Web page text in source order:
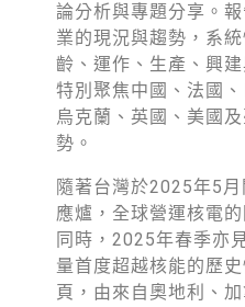
年度報告與財報
綠盟倡議
廢除核電
淨零轉型
透明足跡
綠盟觀點
新聞稿及聲明
論分析與專題分享。
業的現況與趨勢，系
齡、運作、生產、興
特別聚焦中國、法國
烏克蘭、英國、美國
勢。
隨著台灣於2025年5
應爐，全球營運核電
同時，2025年春季亦
量首度超越核能的歷
頁，由來自奧地利、